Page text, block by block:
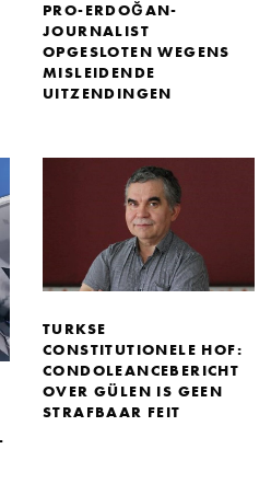
PRO-ERDOĞAN-
JOURNALIST
OPGESLOTEN WEGENS
MISLEIDENDE
UITZENDINGEN
TURKSE
CONSTITUTIONELE HOF:
CONDOLEANCEBERICHT
OVER GÜLEN IS GEEN
STRAFBAAR FEIT